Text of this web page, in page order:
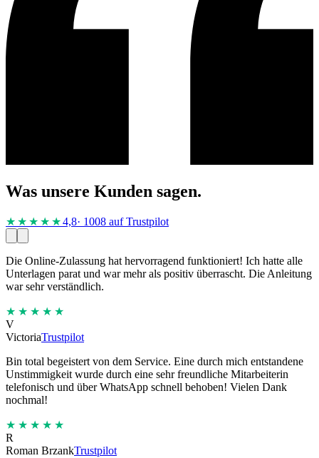
Was unsere Kunden sagen.
★★★★ ★4,8· 1008 auf Trustpilot
Die Online-Zulassung hat hervorragend funktioniert! Ich hatte alle
Unterlagen parat und war mehr als positiv überrascht. Die Anleitung
war sehr verständlich.
★★★★★
V
VictoriaTrustpilot
Bin total begeistert von dem Service. Eine durch mich entstandene
Unstimmigkeit wurde durch eine sehr freundliche Mitarbeiterin
telefonisch und über WhatsApp schnell behoben! Vielen Dank
nochmal!
★★★★★
R
Roman BrzankTrustpilot